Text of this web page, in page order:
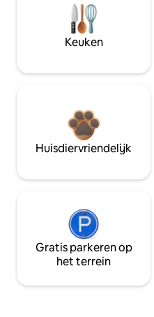
Keuken
Huisdiervriendelijk
Gratis parkeren op
het terrein